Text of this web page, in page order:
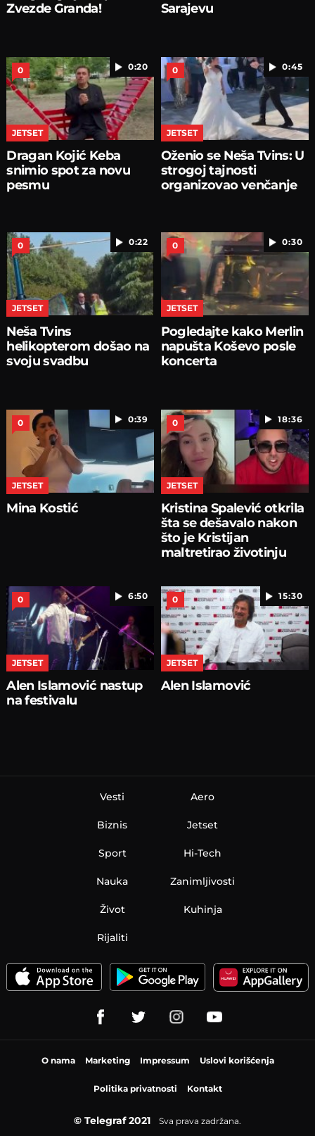
Zvezde Granda!
Sarajevu
0:20
0
JETSET
Dragan Kojić Keba
snimio spot za novu
pesmu
0:45
0
JETSET
Oženio se Neša Tvins: U
strogoj tajnosti
organizovao venčanje
0:22
0
JETSET
Neša Tvins
helikopterom došao na
svoju svadbu
0:30
0
JETSET
Pogledajte kako Merlin
napušta Koševo posle
koncerta
0:39
0
JETSET
Mina Kostić
18:36
0
JETSET
Kristina Spalević otkrila
šta se dešavalo nakon
što je Kristijan
maltretirao životinju
6:50
0
JETSET
Alen Islamović nastup
na festivalu
15:30
0
JETSET
Alen Islamović
Vesti
Biznis
Sport
Nauka
Aero
Jetset
Hi-Tech
Zanimljivosti
Život Kuhinja
Rijaliti
O nama Marketing Impressum Uslovi korišćenja
Politika privatnosti Kontakt
© Telegraf 2021 Sva prava zadržana.